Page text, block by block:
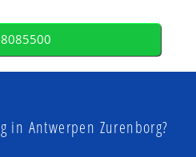
in Antwerpen Zurenborg?